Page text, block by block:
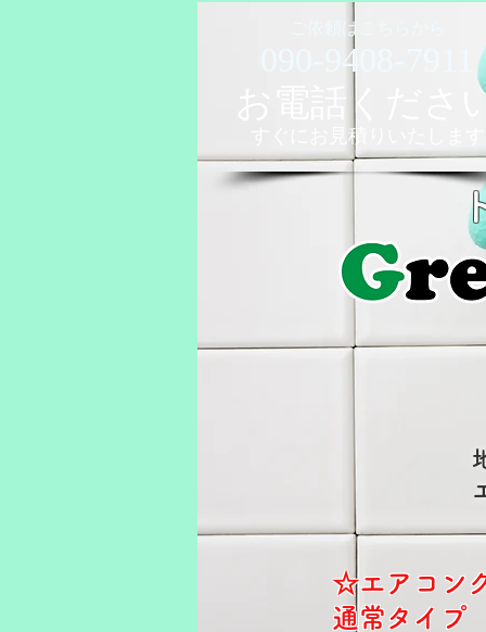
ご依頼はこちらから
090-9408-7911
お電話くださ
すぐに​お見積りいたします
☆エアコン
通常タイ